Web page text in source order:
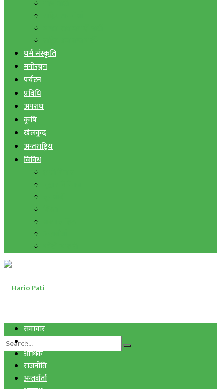
धर्म संस्कृति
मनोरञ्जन
पर्यटन
प्रविधि
अपराध
कृषि
खेलकुद
अन्तराष्ट्रिय
विविध
समाचार
स्वास्थ्य
आर्थिक
राजनीति
अन्तर्वार्ता